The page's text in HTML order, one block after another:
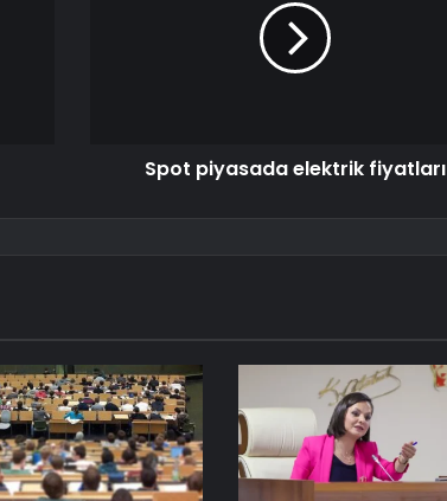
Spot piyasada elektrik fiyatları